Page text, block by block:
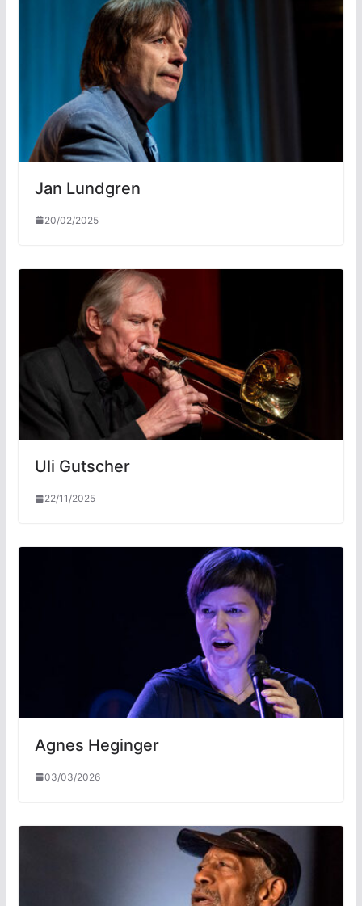
Jan Lundgren
20/02/2025
Uli Gutscher
22/11/2025
Agnes Heginger
03/03/2026